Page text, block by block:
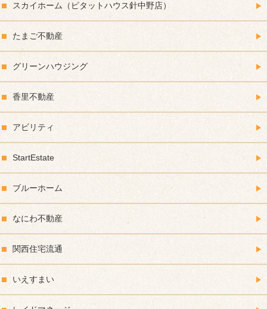
スカイホーム（ピタットハウス針中野店）
たまご不動産
グリーンハウジング
香里不動産
アビリティ
StartEstate
ブルーホーム
なにわ不動産
関西住宅流通
いえすまい